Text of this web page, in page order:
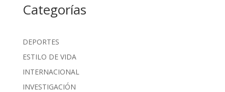
Categorías
DEPORTES
ESTILO DE VIDA
INTERNACIONAL
INVESTIGACIÓN